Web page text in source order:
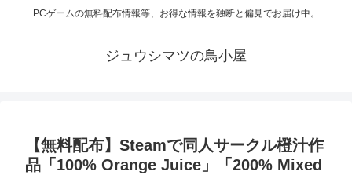
PCゲームの無料配布情報等、お得な情報を独断と偏見でお届け中。
ジュウシマツの鳥小屋
【無料配布】Steamで同人サークル橙汁作
品「100% Orange Juice」「200% Mixed